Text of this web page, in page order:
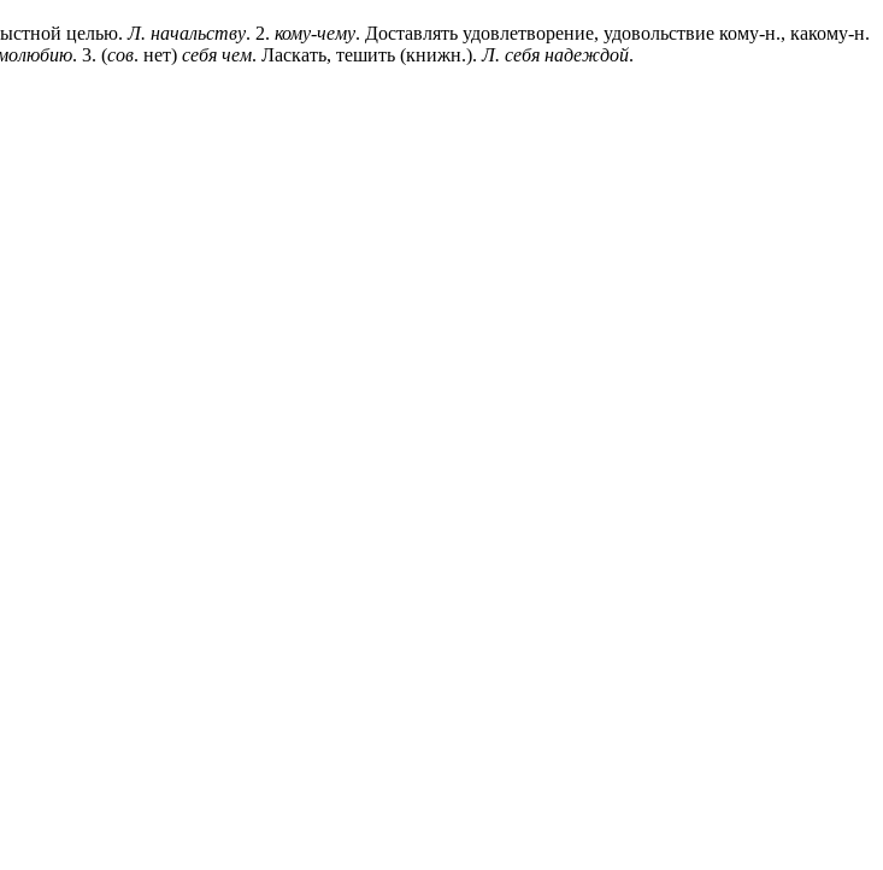
целью.Л. начальству. 2. кому-чему. Доставлять удовлетворение, удовольствие кому-н., какому-н.
. 3. (сов. нет) себя чем. Ласкать, тешить (книжн.).Л. себя надеждой.